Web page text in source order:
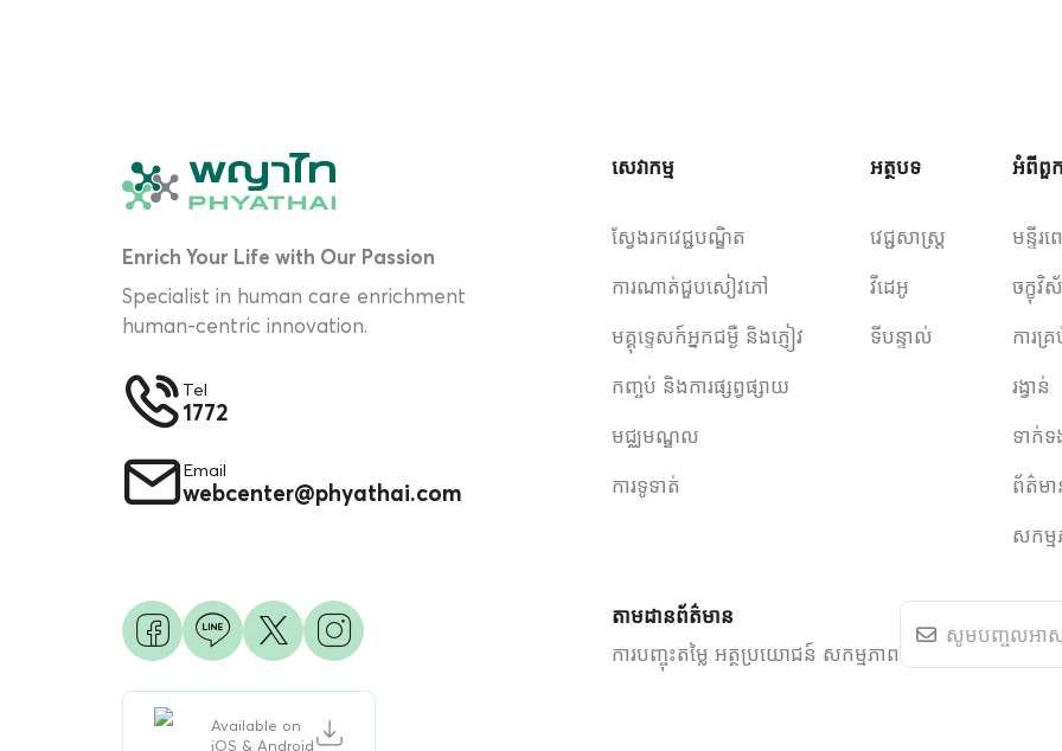
Enrich Your Life with Our Passion
Specialist in human care enrichment
human-centric innovation.
Tel
1772
Email
webcenter@phyathai.com
សេវាកម្ម
ស្វែងរកវេជ្ជបណ្ឌិត
ការណាត់ជួបសៀវភៅ
មគ្គុទ្ទេសក៍អ្នកជម្ងឺ និងភ្ញៀវ
កញ្ចប់ និងការផ្សព្វផ្សាយ
មជ្ឈមណ្ឌល
ការទូទាត់
អត្ថបទ
វេជ្ជសាស្ត្រ
វីដេអូ
ទីបន្ទាល់
អំពីពួ
មន្ទីរព
ចក្ខុ
ការគ្
រង្វាន់
ទាក់
ព័ត៌ម
សកម្ម
Available on
iOS & Android
តាមដានព័ត៌មាន
ការបញ្ចុះតម្លៃ អត្ថប្រយោជន៍ សកម្មភាព